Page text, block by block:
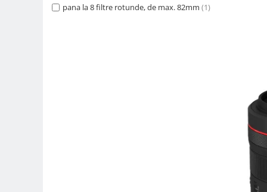
Camere Video Cinematicepana la 8 filtre rotunde, de max. 82mm (1)